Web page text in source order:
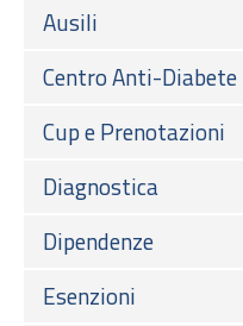
Ausili
Centro Anti-Diabete
Cup e Prenotazioni
Diagnostica
Dipendenze
Esenzioni